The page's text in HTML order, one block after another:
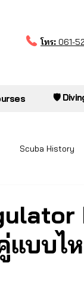
โทร: 061-
🛡️
Scuba History
แบบไ